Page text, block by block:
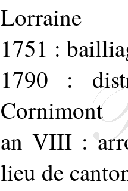
Lorraine
1751 :
1790 :
Cornimont
an VIII :
lieu de